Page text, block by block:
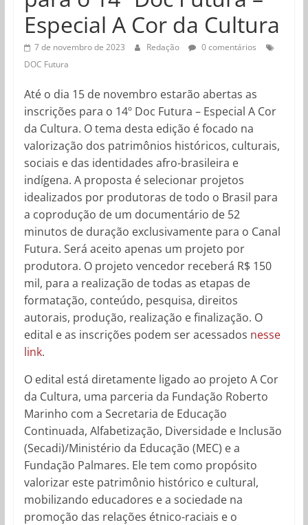
Especial A Cor da Cultura
7 de novembro de 2023 Redação
0 comentários
DOC Futura
Até o dia 15 de novembro estarão abertas as
inscrições para o 14º Doc Futura – Especial A Cor
da Cultura. O tema desta edição é focado na
valorização dos patrimônios históricos, culturais,
sociais e das identidades afro-brasileira e
indígena. A proposta é selecionar projetos
idealizados por produtoras de todo o Brasil para
a coprodução de um documentário de 52
minutos de duração exclusivamente para o Canal
Futura. Será aceito apenas um projeto por
produtora. O projeto vencedor receberá R$ 150
mil, para a realização de todas as etapas de
formatação, conteúdo, pesquisa, direitos
autorais, produção, realização e finalização. O
edital e as inscrições podem ser acessados nesse
link.
O edital está diretamente ligado ao projeto A Cor
da Cultura, uma parceria da Fundação Roberto
Marinho com a Secretaria de Educação
Continuada, Alfabetização, Diversidade e Inclusão
(Secadi)/Ministério da Educação (MEC) e a
Fundação Palmares. Ele tem como propósito
valorizar este patrimônio histórico e cultural,
mobilizando educadores e a sociedade na
promoção das relações étnico-raciais e o